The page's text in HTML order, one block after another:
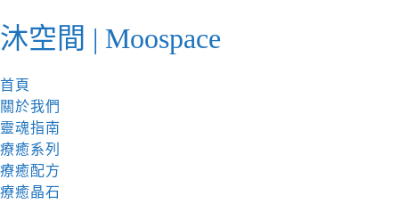
至
內
容
沐空間 | Moospace
首頁
關於我們
靈魂指南
療癒系列
療癒配方
療癒晶石